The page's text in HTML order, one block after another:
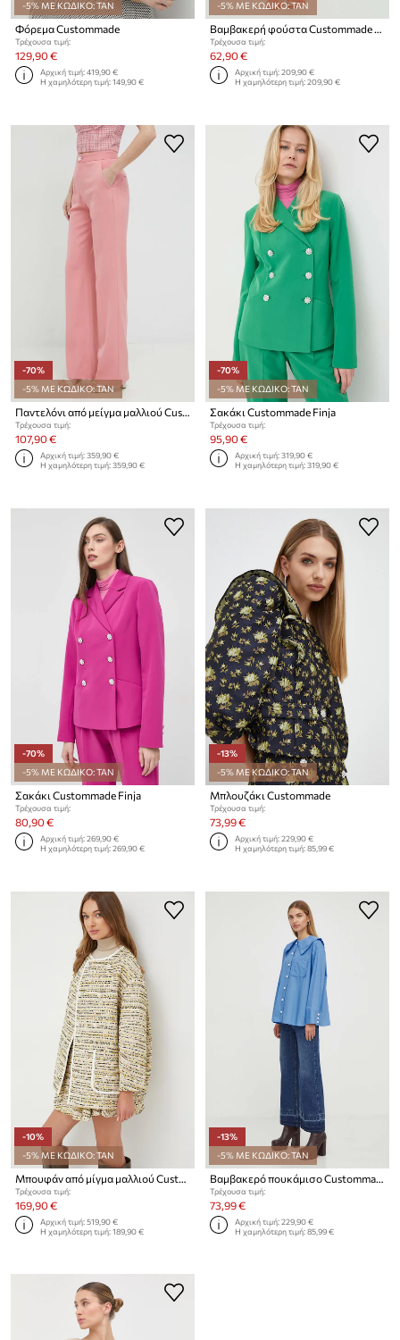
-5% ΜΕ ΚΩΔΙΚΟ: TAN
Φόρεμα Custommade
Τρέχουσα τιμή:
129,90 €
Αρχική τιμή:419,90 €
Η χαμηλότερη τιμή:149,90 €
-5% ΜΕ ΚΩΔΙΚΟ: TAN
Βαμβακερή φούστα Custommade Rhema
Τρέχουσα τιμή:
62,90 €
Αρχική τιμή:209,90 €
Η χαμηλότερη τιμή:209,90 €
-70%
-5% ΜΕ ΚΩΔΙΚΟ: TAN
Παντελόνι από μείγμα μαλλιού Custommade Petry
Τρέχουσα τιμή:
107,90 €
Αρχική τιμή:359,90 €
Η χαμηλότερη τιμή:359,90 €
-70%
-5% ΜΕ ΚΩΔΙΚΟ: TAN
Σακάκι Custommade Finja
Τρέχουσα τιμή:
95,90 €
Αρχική τιμή:319,90 €
Η χαμηλότερη τιμή:319,90 €
-70%
-5% ΜΕ ΚΩΔΙΚΟ: TAN
Σακάκι Custommade Finja
Τρέχουσα τιμή:
80,90 €
Αρχική τιμή:269,90 €
Η χαμηλότερη τιμή:269,90 €
-13%
-5% ΜΕ ΚΩΔΙΚΟ: TAN
Μπλουζάκι Custommade
Τρέχουσα τιμή:
73,99 €
Αρχική τιμή:229,90 €
Η χαμηλότερη τιμή:85,99 €
-10%
-5% ΜΕ ΚΩΔΙΚΟ: TAN
Μπουφάν από μίγμα μαλλιού Custommade
Τρέχουσα τιμή:
169,90 €
Αρχική τιμή:519,90 €
Η χαμηλότερη τιμή:189,90 €
-13%
-5% ΜΕ ΚΩΔΙΚΟ: TAN
Βαμβακερό πουκάμισο Custommade
Τρέχουσα τιμή:
73,99 €
Αρχική τιμή:229,90 €
Η χαμηλότερη τιμή:85,99 €